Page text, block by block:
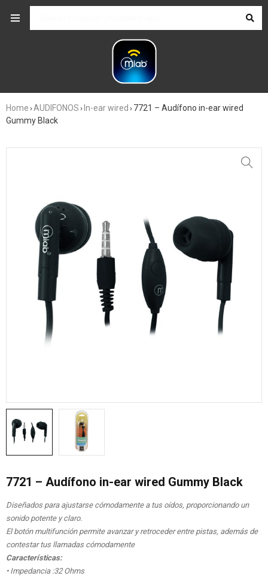
Home ›AUDIFONOS › In-ear wired › 7721 – Audífono in-ear wired
Gummy Black
7721 – Audífono in-ear wired Gummy Black
Diseñados para ajustarse cómodamente a tus oídos, proporcionando un
sonido potente y claro.
El botón multifunción permite avanzar y retroceder entre pistas, además de
contestar tus llamadas cómodamente
Características:
• Impedancia :32 Ohms